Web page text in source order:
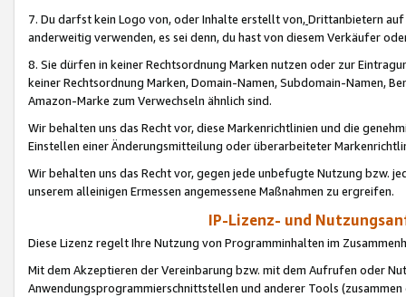
7. Du darfst kein Logo von, oder Inhalte erstellt von,Drittanbietern auf
anderweitig verwenden, es sei denn, du hast von diesem Verkäufer
8. Sie dürfen in keiner Rechtsordnung Marken nutzen oder zur
keiner Rechtsordnung Marken, Domain-Namen, Subdomain-Namen,
Amazon-Marke zum Verwechseln ähnlich sind.
Wir behalten uns das Recht vor, diese Markenrichtlinien und die
Einstellen einer Änderungsmitteilung oder überarbeiteter
Wir behalten uns das Recht vor, gegen jede unbefugte Nutzung bzw.
unserem alleinigen Ermessen angemessene Maßnahmen zu ergreifen.
IP-Lizenz- und
Diese Lizenz regelt Ihre Nutzung von Programminhalten im
Mit dem Akzeptieren der Vereinbarung bzw. mit dem Aufrufen oder
Anwendungsprogrammierschnittstellen und anderer Tools (zusammen